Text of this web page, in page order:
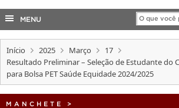
COBALTO
CONCURSOS
EDITAIS
INTERNACIONAL
MENU
Início 2025 Março
17
Resultado Preliminar – Seleção de Estudante do
para Bolsa PET Saúde Equidade 2024/2025
MANCHETE >